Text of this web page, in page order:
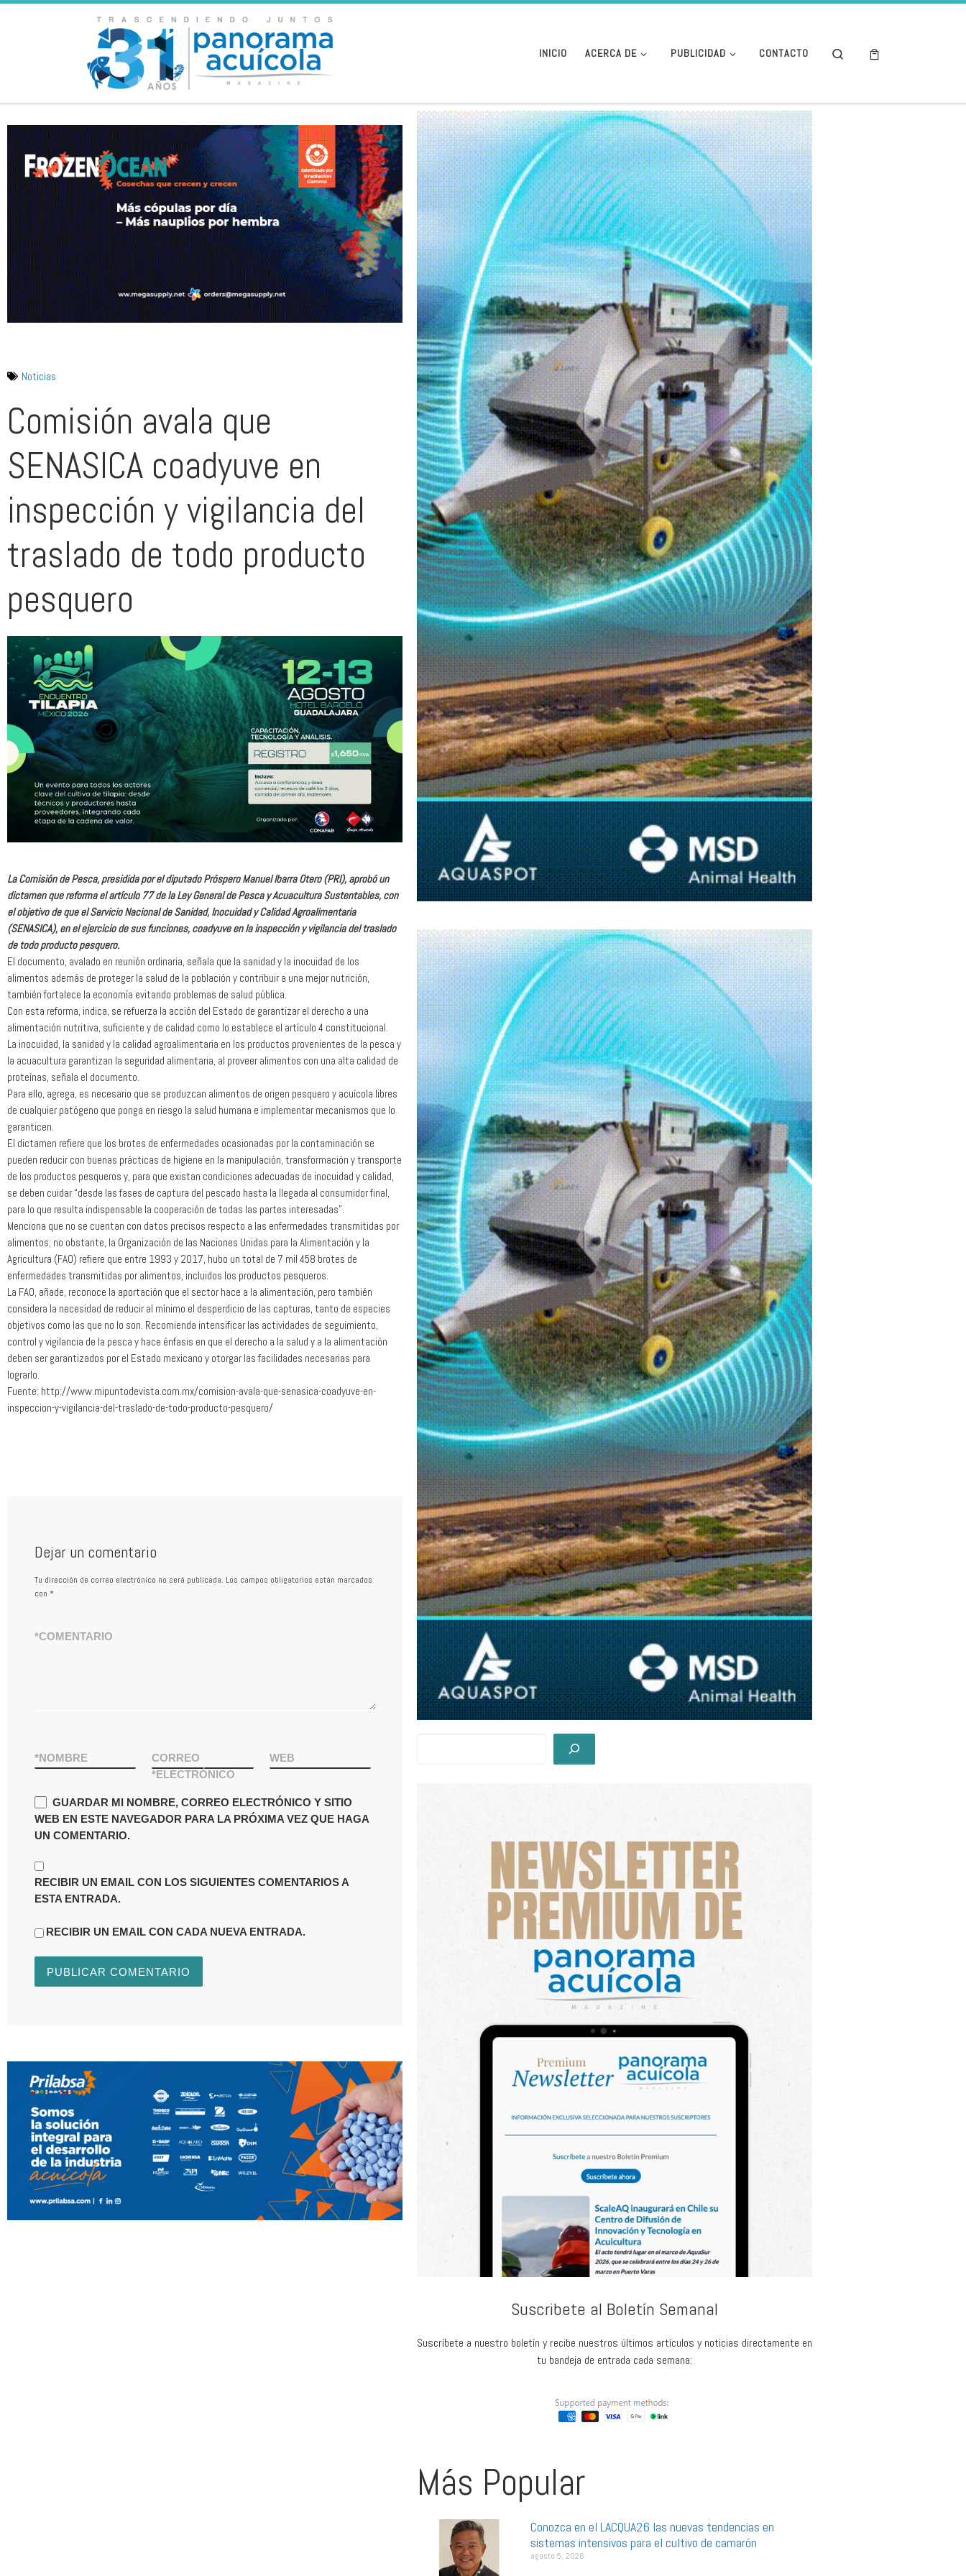
INICIO ACERCA DE PUBLICIDAD CONTACTO Search
Noticias
Comisión avala que
SENASICA coadyuve en
inspección y vigilancia del
traslado de todo producto
pesquero
La Comisión de Pesca, presidida por el diputado Próspero Manuel Ibarra Otero (PRI), aprobó un
dictamen que reforma el artículo 77 de la Ley General de Pesca y Acuacultura Sustentables, con
el objetivo de que el Servicio Nacional de Sanidad, Inocuidad y Calidad Agroalimentaria
(SENASICA), en el ejercicio de sus funciones, coadyuve en la inspección y vigilancia del traslado
de todo producto pesquero.
El documento, avalado en reunión ordinaria, señala que la sanidad y la inocuidad de los
alimentos además de proteger la salud de la población y contribuir a una mejor nutrición,
también fortalece la economía evitando problemas de salud pública.
Con esta reforma, indica, se refuerza la acción del Estado de garantizar el derecho a una
alimentación nutritiva, suficiente y de calidad como lo establece el artículo 4 constitucional.
La inocuidad, la sanidad y la calidad agroalimentaria en los productos provenientes de la pesca y
la acuacultura garantizan la seguridad alimentaria, al proveer alimentos con una alta calidad de
proteínas, señala el documento.
Para ello, agrega, es necesario que se produzcan alimentos de origen pesquero y acuícola libres
de cualquier patógeno que ponga en riesgo la salud humana e implementar mecanismos que lo
garanticen.
El dictamen refiere que los brotes de enfermedades ocasionadas por la contaminación se
pueden reducir con buenas prácticas de higiene en la manipulación, transformación y transporte
de los productos pesqueros y, para que existan condiciones adecuadas de inocuidad y calidad,
se deben cuidar “desde las fases de captura del pescado hasta la llegada al consumidor final,
para lo que resulta indispensable la cooperación de todas las partes interesadas”.
Menciona que no se cuentan con datos precisos respecto a las enfermedades transmitidas por
alimentos; no obstante, la Organización de las Naciones Unidas para la Alimentación y la
Agricultura (FAO) refiere que entre 1993 y 2017, hubo un total de 7 mil 458 brotes de
enfermedades transmitidas por alimentos, incluidos los productos pesqueros.
La FAO, añade, reconoce la aportación que el sector hace a la alimentación, pero también
considera la necesidad de reducir al mínimo el desperdicio de las capturas, tanto de especies
objetivos como las que no lo son. Recomienda intensificar las actividades de seguimiento,
control y vigilancia de la pesca y hace énfasis en que el derecho a la salud y a la alimentación
deben ser garantizados por el Estado mexicano y otorgar las facilidades necesarias para
lograrlo.
Fuente: http://www.mipuntodevista.com.mx/comision-avala-que-senasica-coadyuve-en-
inspeccion-y-vigilancia-del-traslado-de-todo-producto-pesquero/
Dejar un comentario
Tu dirección de correo electrónico no será publicada. Los campos obligatorios están marcados
con *
COMENTARIO
*
NOMBRE
*
CORREO
ELECTRÓNICO
*
WEB
GUARDAR MI NOMBRE, CORREO ELECTRÓNICO Y SITIO
WEB EN ESTE NAVEGADOR PARA LA PRÓXIMA VEZ QUE HAGA
UN COMENTARIO.
RECIBIR UN EMAIL CON LOS SIGUIENTES COMENTARIOS A
ESTA ENTRADA.
RECIBIR UN EMAIL CON CADA NUEVA ENTRADA.
Suscribete al Boletín Semanal
Suscríbete a nuestro boletín y recibe nuestros últimos artículos y noticias directamente en
tu bandeja de entrada cada semana:
Más Popular
Conozca en el LACQUA26 las nuevas tendencias en
sistemas intensivos para el cultivo de camarón
agosto 5, 2026